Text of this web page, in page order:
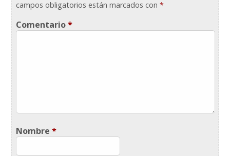
campos obligatorios están marcados con*
Comentario*
Nombre*